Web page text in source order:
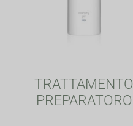
TRATTAMENTO
PREPARATORO